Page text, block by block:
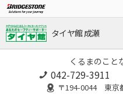
タイヤ館 成瀬
くるまのこと
042-729-3911
〒194-0044 東京